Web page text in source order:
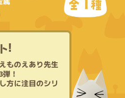
全 種
えものえあり先生
弾 ！
し方に注目のシリ